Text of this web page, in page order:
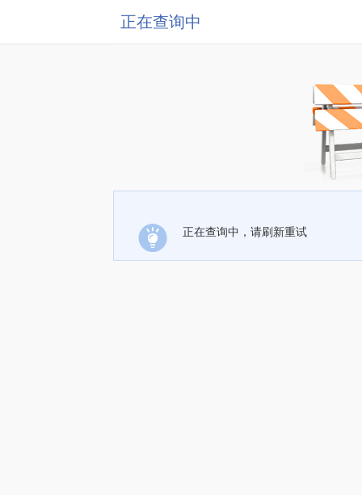
正在查询中
正在查询中，请刷新重试